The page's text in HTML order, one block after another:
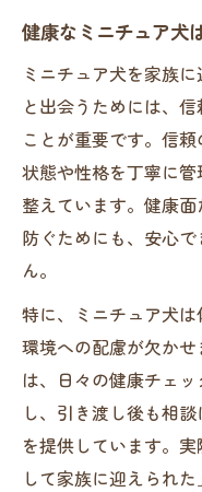
ケア
ミニチュア
選ぶ
ブリーダー
る理由
保険やワク
初めての方
ミニチュア
ーの姿勢
オンライン
力
健康なミニチュア犬
ミニチュア犬を家族
と出会うためには、
ことが重要です。信
状態や性格を丁寧に
整えています。健康
防ぐためにも、安心
ん。
特に、ミニチュア犬
環境への配慮が欠か
は、日々の健康チェ
し、引き渡し後も相
を提供しています。
して家族に迎えられ